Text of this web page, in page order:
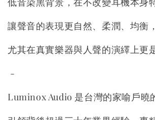
讓聲音的表現更自然、柔潤、均衡，
尤其在真實樂器與人聲的演繹上更
-
Luminox Audio 是台灣的家喻戶曉